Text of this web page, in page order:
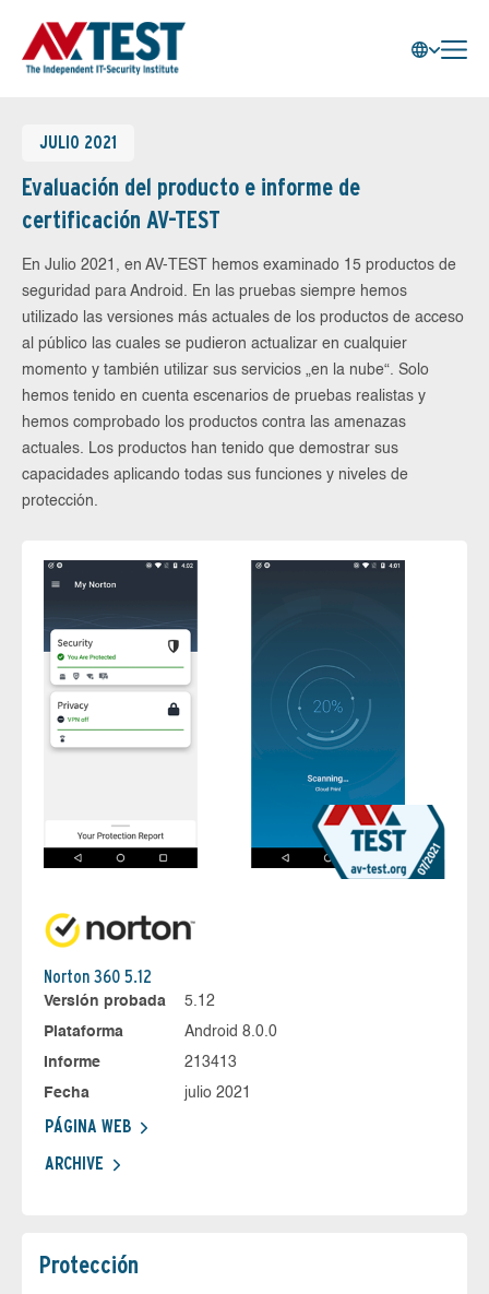
JULIO 2021
Evaluación del producto e informe de
certificación AV-TEST
En Julio 2021, en AV-TEST hemos examinado 15 productos de
seguridad para Android. En las pruebas siempre hemos
utilizado las versiones más actuales de los productos de acceso
al público las cuales se pudieron actualizar en cualquier
momento y también utilizar sus servicios „en la nube“. Solo
hemos tenido en cuenta escenarios de pruebas realistas y
hemos comprobado los productos contra las amenazas
actuales. Los productos han tenido que demostrar sus
capacidades aplicando todas sus funciones y niveles de
protección.
Norton 360 5.12
Versión probada
5.12
Plataforma
Android 8.0.0
Informe
213413
Fecha
julio 2021
PÁGINA WEB
ARCHIVE
Protección